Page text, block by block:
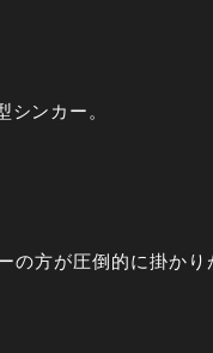
ンカー。
の方が圧倒的に掛か